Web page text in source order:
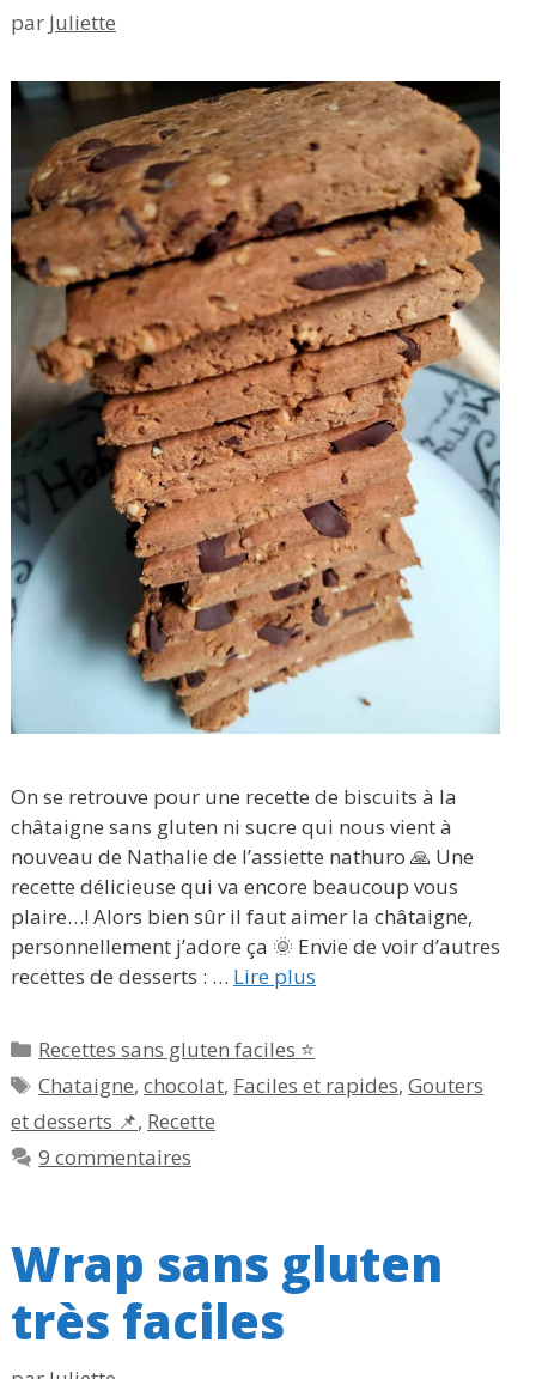
par Juliette
On se retrouve pour une recette de biscuits à la
châtaigne sans gluten ni sucre qui nous vient à
nouveau de Nathalie de l’assiette nathuro 🙏 Une
recette délicieuse qui va encore beaucoup vous
plaire…! Alors bien sûr il faut aimer la châtaigne,
personnellement j’adore ça 🌞 Envie de voir d’autres
recettes de desserts : … Lire plus
Catégories
Recettes sans gluten faciles ⭐
Étiquettes
Chataigne,chocolat, Faciles et rapides,Gouters
et desserts 📌, Recette
9 commentaires
Wrap sans gluten
très faciles